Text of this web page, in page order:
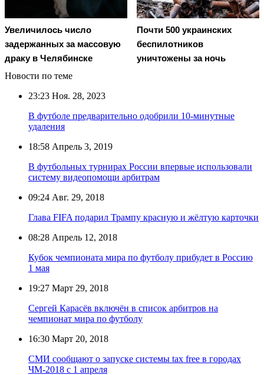
Увеличилось число
задержанных за массовую
драку в Челябинске
Почти 500 украинских
беспилотников
уничтожены за ночь
Новости по теме
23:23 Ноя. 28, 2023
В футболе предварительно одобрили 10-минутные
удаления
18:58 Апрель 3, 2019
В футбольных турнирах России впервые использовали
систему видеопомощи арбитрам
09:24 Авг. 29, 2018
Глава FIFA подарил Трампу красную и жёлтую карточки
08:28 Апрель 12, 2018
Кубок чемпионата мира по футболу прибудет в Россию
1 мая
19:27 Март 29, 2018
Сергей Карасёв включён в список арбитров на
чемпионат мира по футболу
16:30 Март 20, 2018
СМИ сообщают о запуске системы tax free в городах
ЧМ-2018 с 1 апреля